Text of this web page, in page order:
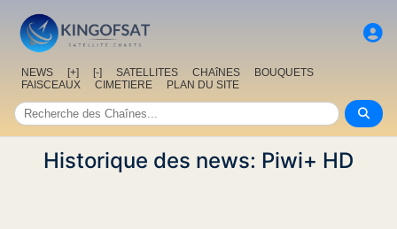
NEWS [+] [-] SATELLITES CHAîNES
BOUQUETS
FAISCEAUX
CIMETIERE PLAN DU SITE
Historique des news: Piwi+ HD